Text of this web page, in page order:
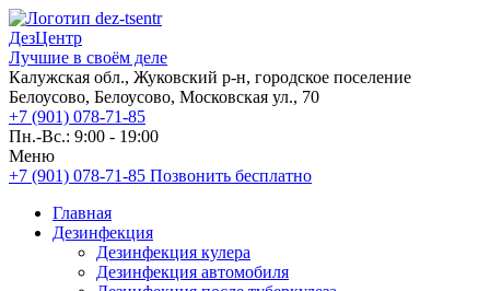
ДезЦентр
Лучшие в своём деле
Калужская обл., Жуковский р-н, городское поселение
Белоусово, Белоусово, Московская ул., 70
+7 (901) 078-71-85
Пн.-Вс.: 9:00 - 19:00
Меню
+7 (901) 078-71-85 Позвонить бесплатно
Главная
Дезинфекция
Дезинфекция кулера
Дезинфекция автомобиля